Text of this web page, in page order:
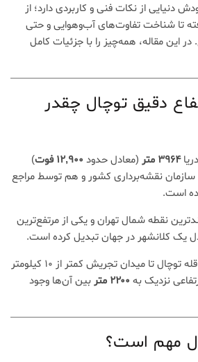
از نکات فنی و کاربردی دارد؛ از
تا شناخت تفاوت‌های آب‌وهوایی و حتی
. در این مقاله، همه‌چیز را با جزئیات کامل
دقیق توچال چقدر
۳۹۶۴ متر (معادل حدود ۱۲,۹۰۰ فوت
)
نقشه‌برداری کشور و هم توسط مراجع
است.
نقطه شمال تهران و یکی از مرتفع‌ترین
یک کلانشهر در جهان تبدیل کرده است.
📌 برای مقایسه: فاصله‌ی قله توچال تا میدان تجریش کمتر از ۱۰ کیلومتر
نزدیک به ۲۲۰۰ متر
بین آن‌ها وجود
مهم است؟